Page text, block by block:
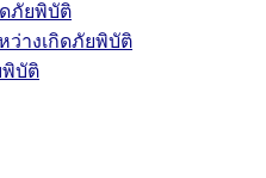
ดภัยพิบัติ
ว่างเกิดภัยพิบัติ
พิบัติ